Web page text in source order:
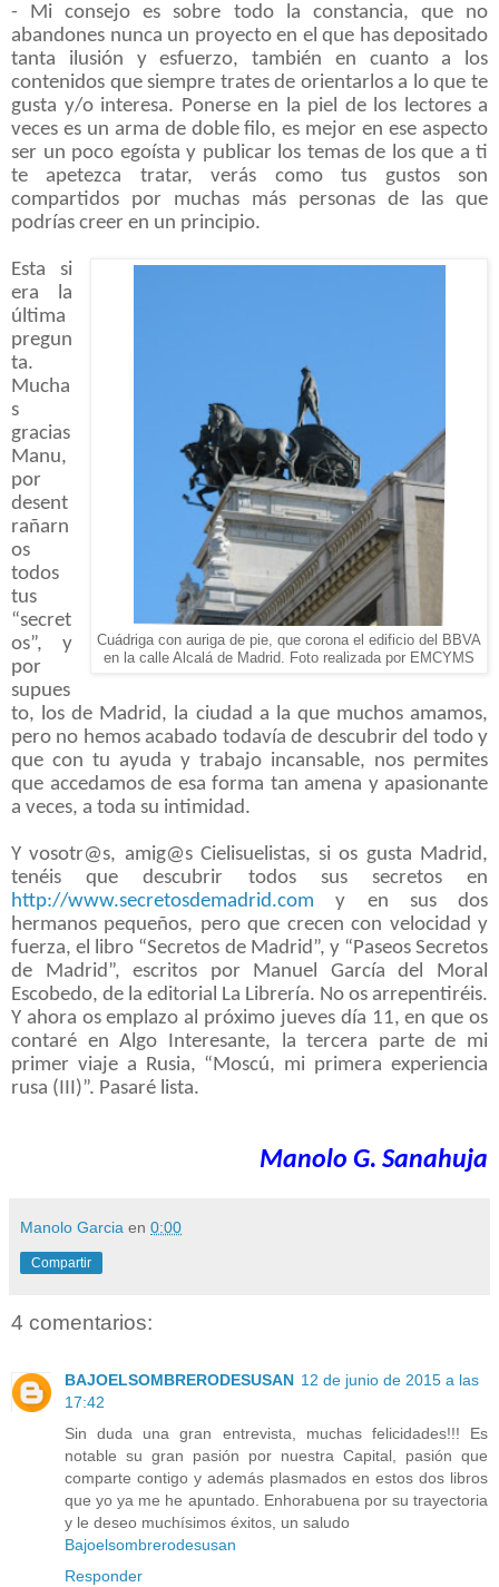
- Mi consejo es sobre todo la constancia, que no
abandones nunca un proyecto en el que has depositado
tanta ilusión y esfuerzo, también en cuanto a los
contenidos que siempre trates de orientarlos a lo que te
gusta y/o interesa. Ponerse en la piel de los lectores a
veces es un arma de doble filo, es mejor en ese aspecto
ser un poco egoísta y publicar los temas de los que a ti
te apetezca tratar, verás como tus gustos son
compartidos por muchas más personas de las que
podrías creer en un principio.
Cuádriga con auriga de pie, que corona el edificio del BBVA
en la calle Alcalá de Madrid. Foto realizada por EMCYMS
Esta si
era la
última
pregun
ta.
Mucha
s
gracias
Manu,
por
desent
rañarn
os
todos
tus
“secret
os”, y
por
supues
to, los de Madrid, la ciudad a la que muchos amamos,
pero no hemos acabado todavía de descubrir del todo y
que con tu ayuda y trabajo incansable, nos permites
que accedamos de esa forma tan amena y apasionante
a veces, a toda su intimidad.
Y vosotr@s, amig@s Cielisuelistas, si os gusta Madrid,
tenéis que descubrir todos sus secretos en
http://www.secretosdemadrid.com y en sus dos
hermanos pequeños, pero que crecen con velocidad y
fuerza, el libro “Secretos de Madrid”, y “Paseos Secretos
de Madrid”, escritos por Manuel García del Moral
Escobedo, de la editorial La Librería. No os arrepentiréis.
Y ahora os emplazo al próximo jueves día 11, en que os
contaré en Algo Interesante, la tercera parte de mi
primer viaje a Rusia, “Moscú, mi primera experiencia
rusa (III)”. Pasaré lista.
Manolo G. Sanahuja
Manolo Garcia en 0:00
Compartir
4 comentarios:
BAJOELSOMBRERODESUSAN 12 de junio de 2015 a las
17:42
Sin duda una gran entrevista, muchas felicidades!!! Es
notable su gran pasión por nuestra Capital, pasión que
comparte contigo y además plasmados en estos dos libros
que yo ya me he apuntado. Enhorabuena por su trayectoria
y le deseo muchísimos éxitos, un saludo
Bajoelsombrerodesusan
Responder